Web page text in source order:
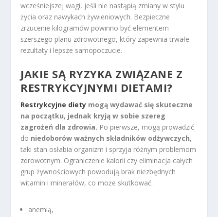
wcześniejszej wagi, jeśli nie nastąpią zmiany w stylu
życia oraz nawykach żywieniowych. Bezpieczne
zrzucenie kilogramów powinno być elementem
szerszego planu zdrowotnego, który zapewnia trwałe
rezultaty i lepsze samopoczucie.
JAKIE SĄ RYZYKA ZWIĄZANE Z
RESTRYKCYJNYMI DIETAMI?
Restrykcyjne diety mogą wydawać się skuteczne
na początku, jednak kryją w sobie szereg
zagrożeń dla zdrowia. Po pierwsze, mogą prowadzić
do niedoborów ważnych składników odżywczych,
taki stan osłabia organizm i sprzyja różnym problemom
zdrowotnym. Ograniczenie kalorii czy eliminacja całych
grup żywnościowych powodują brak niezbędnych
witamin i minerałów, co może skutkować:
anemią,